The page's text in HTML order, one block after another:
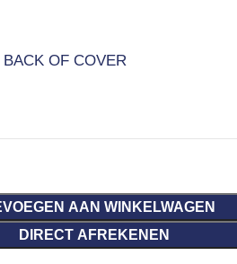
OF COVER
AAN WINKELWAGEN
DIRECT AFREKENEN